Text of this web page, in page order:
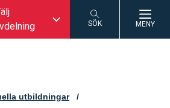
SÖK MENY
utbildningar